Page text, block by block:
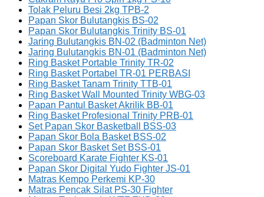
Tolak Peluru Besi 2kg TPB-2
Papan Skor Bulutangkis BS-02
Papan Skor Bulutangkis Trinity BS-01
Jaring Bulutangkis BN-02 (Badminton Net)
Jaring Bulutangkis BN-01 (Badminton Net)
Ring Basket Portable Trinity TR-02
Ring Basket Portabel TR-01 PERBASI
Ring Basket Tanam Trinity TTB-01
Ring Basket Wall Mounted Trinity WBG-03
Papan Pantul Basket Akrilik BB-01
Ring Basket Profesional Trinity PRB-01
Set Papan Skor Basketball BSS-03
Papan Skor Bola Basket BSS-02
Papan Skor Basket Set BSS-01
Scoreboard Karate Fighter KS-01
Papan Skor Digital Yudo Fighter JS-01
Matras Kempo Perkemi KP-30
Matras Pencak Silat PS-30 Fighter